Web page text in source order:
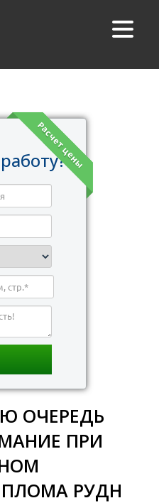
Расчет цены
ОЧЕРЕДЬ
ПРИ
РУДН